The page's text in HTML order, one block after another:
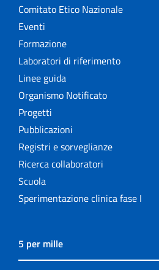
Comitato Etico Nazionale
Eventi
Formazione
Laboratori di riferimento
Linee guida
Organismo Notificato
Progetti
Pubblicazioni
Registri e sorveglianze
Ricerca collaboratori
Scuola
Sperimentazione clinica fase I
5 per mille